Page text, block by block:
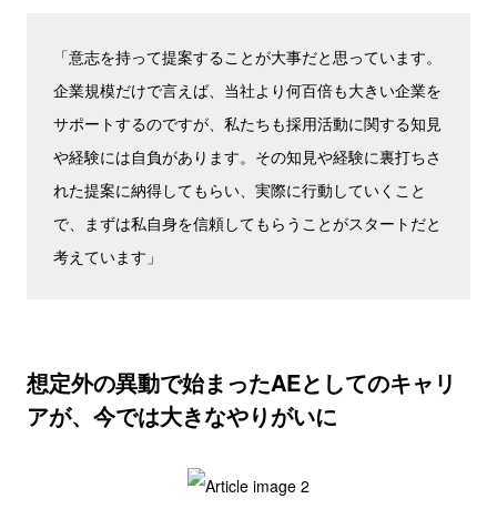
「意志を持って提案することが大事だと思っています。
企業規模だけで言えば、当社より何百倍も大きい企業を
サポートするのですが、私たちも採用活動に関する知見
や経験には自負があります。その知見や経験に裏打ちさ
れた提案に納得してもらい、実際に行動していくこと
で、まずは私自身を信頼してもらうことがスタートだと
考えています」
想定外の異動で始まったAEとしてのキャリ
アが、今では大きなやりがいに